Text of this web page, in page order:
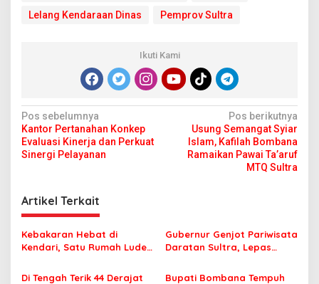
Lelang Kendaraan Dinas
Pemprov Sultra
Ikuti Kami
N
a
v
g
a
s
p
Pos sebelumnya
Kantor Pertanahan Konkep
Evaluasi Kinerja dan Perkuat
Sinergi Pelayanan
Pos berikutnya
Usung Semangat Syiar
Islam, Kafilah Bombana
Ramaikan Pawai Ta’aruf
MTQ Sultra
Artikel Terkait
Kebakaran Hebat di
Kendari, Satu Rumah Ludes
Gubernur Genjot Pariwisata
Daratan Sultra, Lepas
Tiga Kabupaten Unggulan
Di Tengah Terik 44 Derajat Bupati Bombana Tempuh